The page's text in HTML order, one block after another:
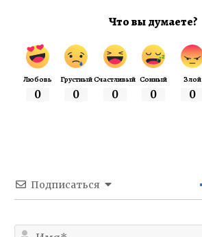
Что вы думаете?
Любовь
0
Грустный
0
Счастливый
0
Сонный
0
Злой
0
Подписаться